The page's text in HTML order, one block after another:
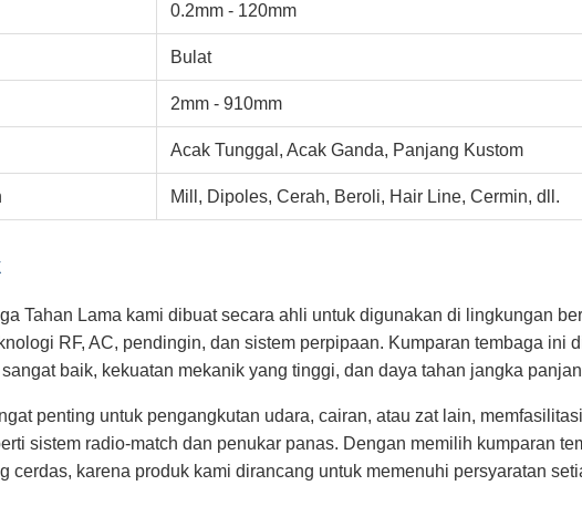
0.2mm - 120mm
Bulat
2mm - 910mm
Acak Tunggal, Acak Ganda, Panjang Kustom
Mill, Dipoles, Cerah, Beroli, Hair Line, Cermin, dll.
Tahan Lama kami dibuat secara ahli untuk digunakan di lingkungan
RF, AC, pendingin, dan sistem perpipaan. Kumparan tembaga ini
baik, kekuatan mekanik yang tinggi, dan daya tahan jangka
penting untuk pengangkutan udara, cairan, atau zat lain,
sistem radio-match dan penukar panas. Dengan memilih kumparan
cerdas, karena produk kami dirancang untuk memenuhi persyaratan